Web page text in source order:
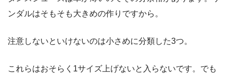
ンダルはそもそも大きめの作りですから。
注意しないといけないのは小さめに分類した3つ。
これらはおそらく1サイズ上げないと入らないです。でも